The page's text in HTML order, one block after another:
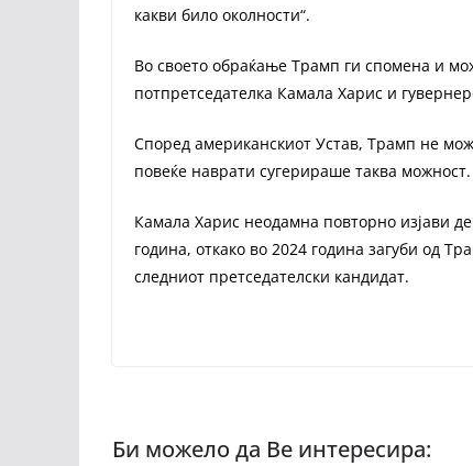
какви било околности“.
Во своето обраќање Трамп ги спомена и
потпретседателка Камала Харис и
Според американскиот Устав, Трамп не
повеќе наврати сугерираше таква можност.
Камала Харис неодамна повторно изјави
година, откако во 2024 година загуби од
следниот претседателски кандидат.